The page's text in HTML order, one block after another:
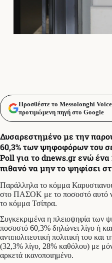
Προσθέστε το Messolonghi
προτιμώμενη πηγή στο Google
Δυσαρεστημένο με την
60,3% των ψηφοφόρων του
Poll για το dnews.gr ενώ ένα
πιθανό να μην το ψηφίσει
Παράλληλα το κόμμα
στο ΠΑΣΟΚ με το ποσοστό αυτό
το κόμμα Τσίπρα.
Συγκεκριμένα η πλειοψηφία
ποσοστό 60,3% δηλώνει λίγο ή
αντιπολιτευτική πολιτική του και
(32,3% λίγο, 28% καθόλου) με
αρκετά ικανοποιημένο.